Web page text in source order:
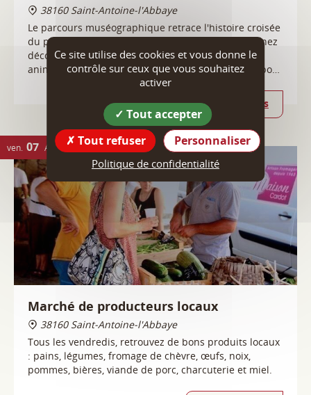
07 AOÛT
Marché de producteurs locaux
38160 Saint-Antoine-l'Abbaye
Tous les vendredis, retrouvez de bons produits locaux
: pains, légumes, fromage de chèvre, œufs, noix,
pommes, bières, viande de porc, charcuterie et miel.
Plus d'infos
07 AOÛT
Ce site utilise des cookies et vous donne le
contrôle sur ceux que vous souhaitez
activer
Tout accepter
Tout refuser
Personnaliser
Politique de confidentialité